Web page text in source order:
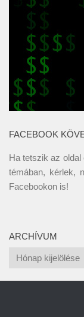
FACEBOOK
Ha tetszik az
témában, kérlek,
Facebookon is!
ARCHÍVUM
Archívum